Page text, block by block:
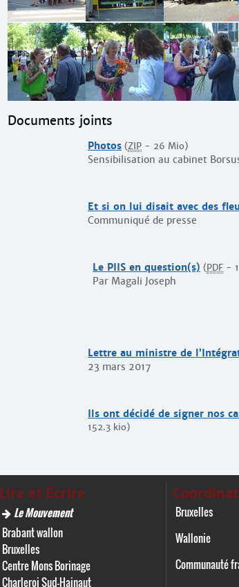
Documents joints
Photos (ZIP - 26 Mio)
Sensibilisation au cabinet
Et si on lui disait avec des
Communiqué de presse
Le PIIS en question(s) ( PDF -
Par Magali Joseph
Lettre au ministre de
23 mars 2017
Ils ont décidé de signer nos
152.3 kio)
Lire et Écrire
Le Mouvement
Brabant wallon
Bruxelles
Centre Mons Borinage
Charleroi Sud-Hainaut
Bruxelles
Wallonie
Communauté